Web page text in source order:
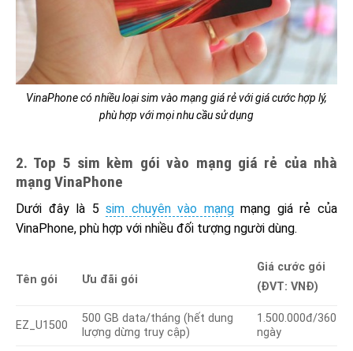
VinaPhone có nhiều loại sim vào mạng giá rẻ với giá cước hợp lý,
phù hợp với mọi nhu cầu sử dụng
2. Top 5 sim kèm gói vào mạng giá rẻ của nhà
mạng VinaPhone
Dưới đây là 5sim chuyên vào mạngmạng giá rẻ của
VinaPhone, phù hợp với nhiều đối tượng người dùng.
Tên gói Ưu đãi gói
Giá cước gói
(ĐVT: VNĐ)
EZ_U1500
500 GB data/tháng (hết dung
lượng dừng truy cập)
1.500.000đ/360
ngày